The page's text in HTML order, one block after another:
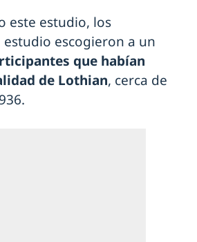
este estudio, los
escogieron a un
que habían
de Lothian, cerca de